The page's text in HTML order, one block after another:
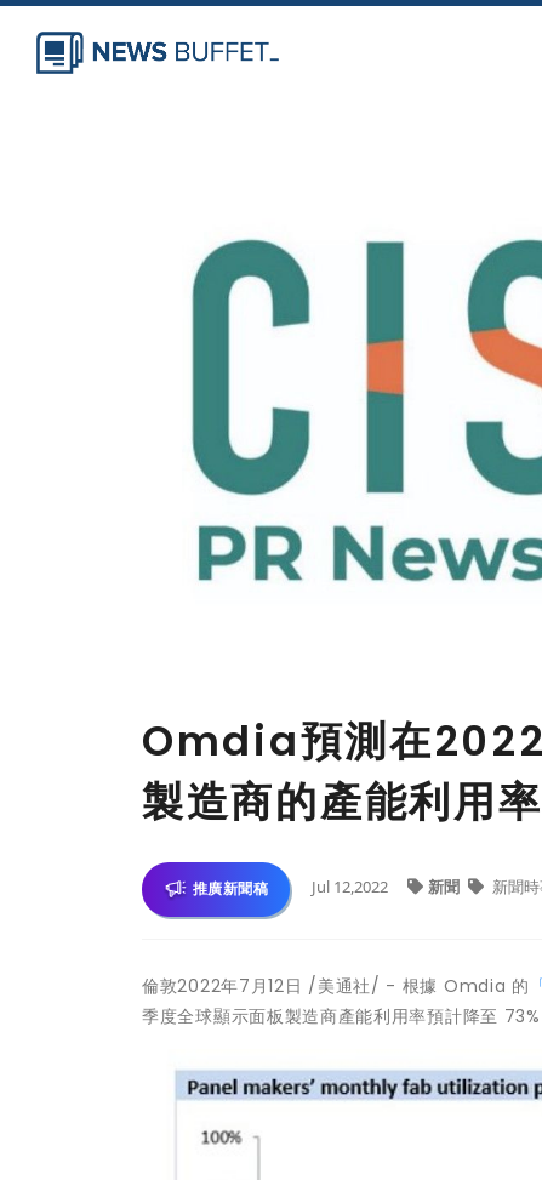
Omdia預測在2022
製造商的產能利用
推廣新聞稿 Jul 12,2022 新聞 新聞
倫敦2022年7月12日 /美通社/ - 根據 Omdia 的
季度全球顯示面板製造商產能利用率預計降至